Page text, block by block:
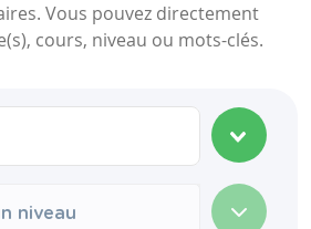
Vous pouvez directement
cours, niveau ou mots-clés.
niveau